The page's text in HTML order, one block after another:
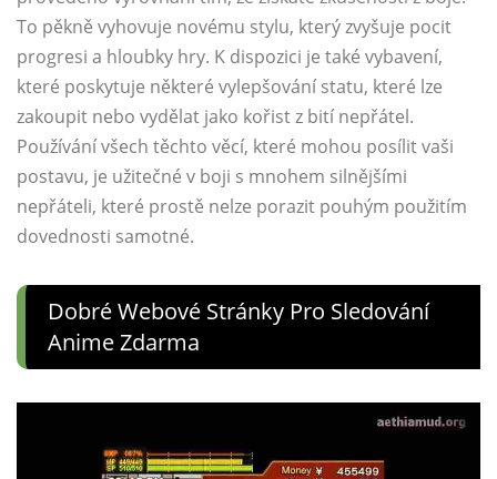
To pěkně vyhovuje novému stylu, který zvyšuje pocit
progresi a hloubky hry. K dispozici je také vybavení,
které poskytuje některé vylepšování statu, které lze
zakoupit nebo vydělat jako kořist z bití nepřátel.
Používání všech těchto věcí, které mohou posílit vaši
postavu, je užitečné v boji s mnohem silnějšími
nepřáteli, které prostě nelze porazit pouhým použitím
dovednosti samotné.
Dobré Webové Stránky Pro Sledování
Anime Zdarma